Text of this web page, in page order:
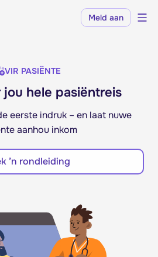
Meld aan
VIR PASIËNTE
hele pasiëntreis
eerste indruk – en laat nuwe
aanhou inkom
’n rondleiding